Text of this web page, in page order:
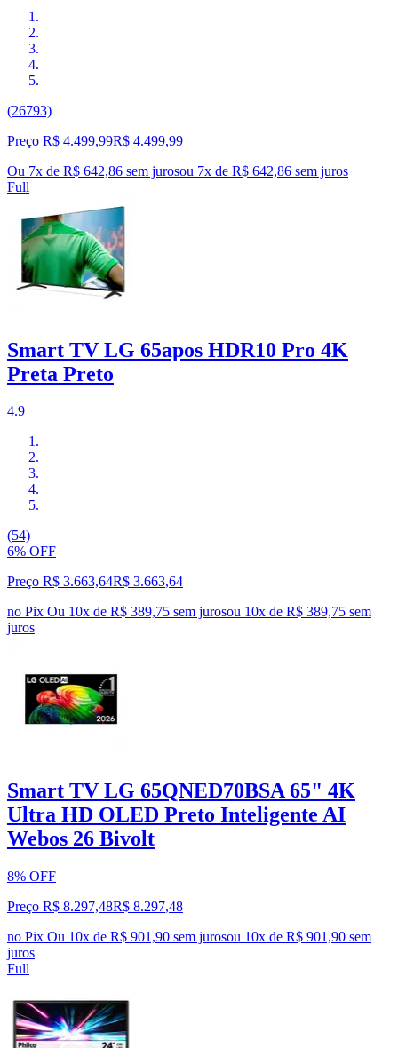
(26793)
Preço R$ 4.499,99R$ 4.499,99
Ou 7x de R$ 642,86 sem jurosou 7x de R$ 642,86 sem juros
Full
Smart TV LG 65apos HDR10 Pro 4K
Preta Preto
4.9
(54)
6% OFF
Preço R$ 3.663,64R$ 3.663,64
no Pix Ou 10x de R$ 389,75 sem jurosou 10x de R$ 389,75 sem
juros
Smart TV LG 65QNED70BSA 65" 4K
Ultra HD OLED Preto Inteligente AI
Webos 26 Bivolt
8% OFF
Preço R$ 8.297,48R$ 8.297,48
no Pix Ou 10x de R$ 901,90 sem jurosou 10x de R$ 901,90 sem
juros
Full